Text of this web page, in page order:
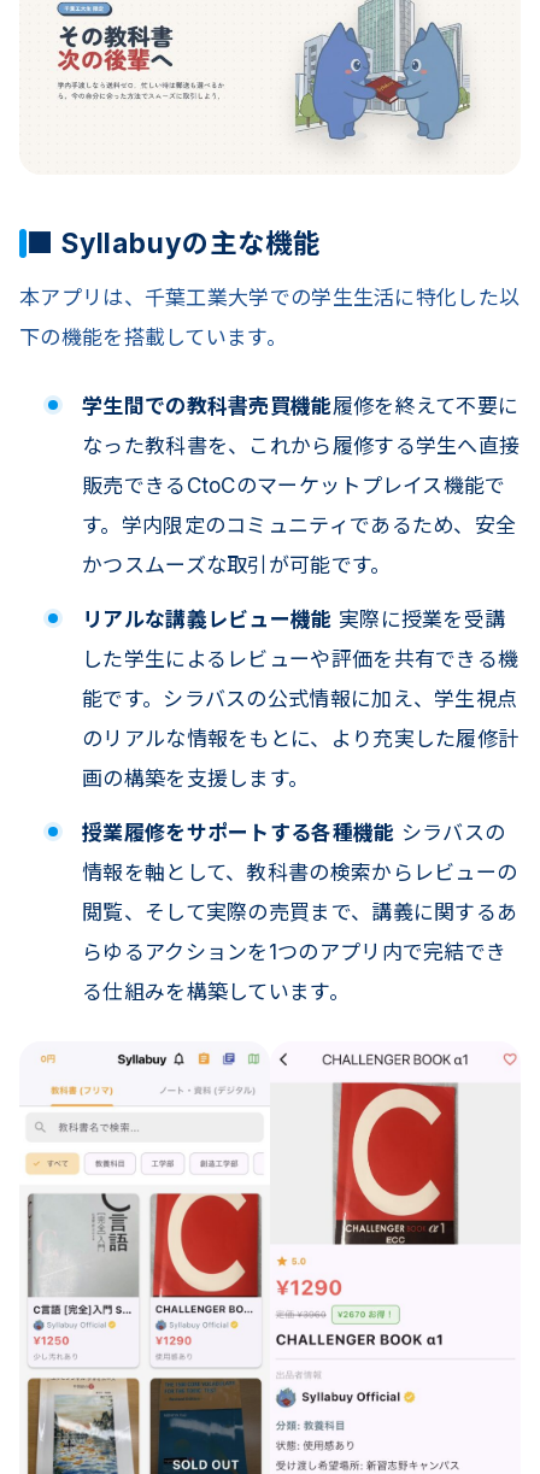
■ Syllabuyの主な機能
本アプリは、千葉工業大学での学生生活に特化した以
下の機能を搭載しています。
学生間での教科書売買機能履修を終えて不要に
なった教科書を、これから履修する学生へ直接
販売できるCtoCのマーケットプレイス機能で
す。学内限定のコミュニティであるため、安全
かつスムーズな取引が可能です。
リアルな講義レビュー機能 実際に授業を受講
した学生によるレビューや評価を共有できる機
能です。シラバスの公式情報に加え、学生視点
のリアルな情報をもとに、より充実した履修計
画の構築を支援します。
授業履修をサポートする各種機能 シラバスの
情報を軸として、教科書の検索からレビューの
閲覧、そして実際の売買まで、講義に関するあ
らゆるアクションを1つのアプリ内で完結でき
る仕組みを構築しています。